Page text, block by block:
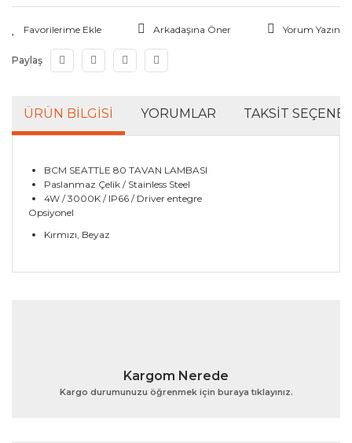
Arkadaşına Öner Yorum Yazın
Paylaş
ÜRÜN BILGISI YORUMLAR TAKSIT
BCM SEATTLE 80 TAVAN LAMBASI
Paslanmaz Çelik / Stainless Steel
4W / 3000K / IP66 / Driver entegre
Opsiyonel
Kırmızı, Beyaz
Bu ürünün fiyat bilgisi, resim, ürün açıklamalarında ve
Ürün açıklamasında eksik bilgiler bulunuyor.
Kargom Nerede
Kargo durumunuzu öğrenmek için buraya tıklayınız.